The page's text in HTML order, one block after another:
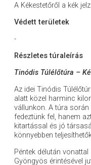
A Kékestetőről a kék
Védett területek
-
Részletes túraleírás
Tinódis Túlélőtúra –
Az idei Tinódis
alatt közel harminc
vállunkon. A túra
fedeztünk fel, hanem
kitartással és jó
könnyebben
Péntek délután
Gyöngyös érintésével